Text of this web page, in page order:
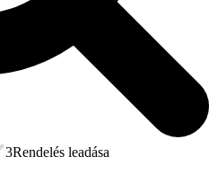
3Rendelés leadása